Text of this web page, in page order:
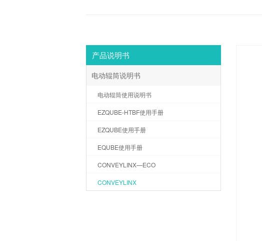
产品说明书
电动辊筒说明书
电动辊筒使用说明书
EZQUBE-HTBF使用手册
EZQUBE使用手册
EQUBE使用手册
CONVEYLINX—ECO
CONVEYLINX